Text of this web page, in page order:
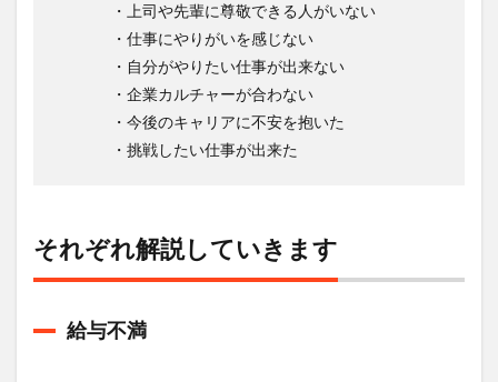
・上司や先輩に尊敬できる人がいない
・仕事にやりがいを感じない
・自分がやりたい仕事が出来ない
・企業カルチャーが合わない
・今後のキャリアに不安を抱いた
・挑戦したい仕事が出来た
それぞれ解説していきます
給与不満